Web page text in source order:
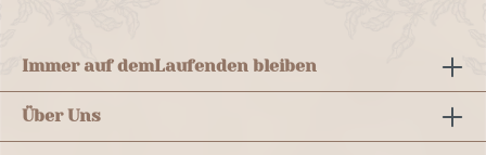
Immer auf demLaufenden bleiben
Über Uns